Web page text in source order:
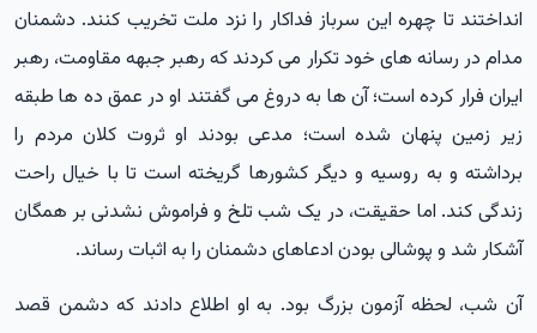
انداختند تا چهره این سرباز فداکار را نزد ملت تخریب کنند. دشمنان
مدام در رسانه های خود تکرار می کردند که رهبر جبهه مقاومت، رهبر
ایران فرار کرده است؛ آن ها به دروغ می گفتند او در عمق ده ها طبقه
زیر زمین پنهان شده است؛ مدعی بودند او ثروت کلان مردم را
برداشته و به روسیه و دیگر کشورها گریخته است تا با خیال راحت
زندگی کند. اما حقیقت، در یک شب تلخ و فراموش نشدنی بر همگان
آشکار شد و پوشالی بودن ادعاهای دشمنان را به اثبات رساند.
آن شب، لحظه آزمون بزرگ بود. به او اطلاع دادند که دشمن قصد